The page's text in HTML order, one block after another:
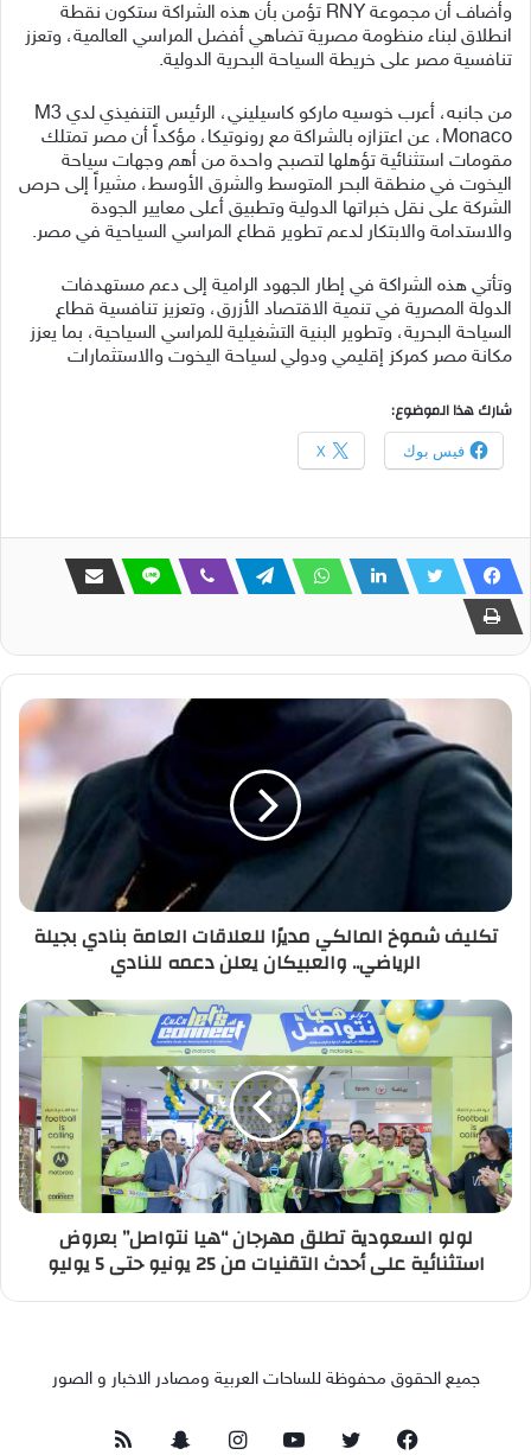
وأضاف أن مجموعة RNY تؤمن بأن هذه الشراكة ستكون نقطة
انطلاق لبناء منظومة مصرية تضاهي أفضل المراسي العالمية، وتعزز
تنافسية مصر على خريطة السياحة البحرية الدولية.
من جانبه، أعرب خوسيه ماركو كاسيليني، الرئيس التنفيذي لدي M3
Monaco، عن اعتزازه بالشراكة مع رونوتيكا، مؤكداً أن مصر تمتلك
مقومات استثنائية تؤهلها لتصبح واحدة من أهم وجهات سياحة
اليخوت في منطقة البحر المتوسط والشرق الأوسط، مشيراً إلى حرص
الشركة على نقل خبراتها الدولية وتطبيق أعلى معايير الجودة
والاستدامة والابتكار لدعم تطوير قطاع المراسي السياحية في مصر.
وتأتي هذه الشراكة في إطار الجهود الرامية إلى دعم مستهدفات
الدولة المصرية في تنمية الاقتصاد الأزرق، وتعزيز تنافسية قطاع
السياحة البحرية، وتطوير البنية التشغيلية للمراسي السياحية، بما يعزز
مكانة مصر كمركز إقليمي ودولي لسياحة اليخوت والاستثمارات
شارك هذا الموضوع:
فيس بوك X
تكليف شموخ المالكي مديرًا للعلاقات العامة بنادي بجيلة
الرياضي.. والعبيكان يعلن دعمه للنادي
لولو السعودية تطلق مهرجان “هيا نتواصل” بعروض
استثنائية على أحدث التقنيات من 25 يونيو حتى 5 يوليو
جميع الحقوق محفوظة للساحات العربية ومصادر الاخبار و الصور
فيسبوك تويتر يوتيوبانستقرامسناب ملخص